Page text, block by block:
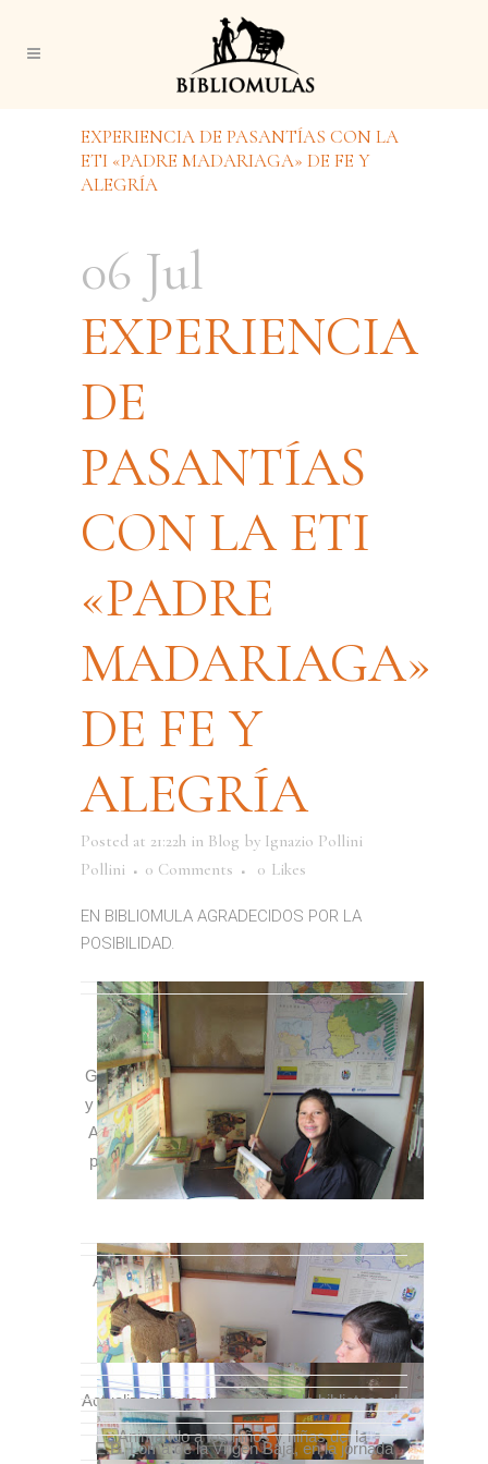
EXPERIENCIA DE PASANTÍAS CON LA
ETI «PADRE MADARIAGA» DE FE Y
ALEGRÍA
06 Jul
EXPERIENCIA
DE
PASANTÍAS
CON LA ETI
«PADRE
MADARIAGA»
DE FE Y
ALEGRÍA
Posted at 21:22h in Blog by Ignazio Pollini
Pollini
0 Comments 0 Likes
EN BIBLIOMULA AGRADECIDOS POR LA
POSIBILIDAD.
Jheimyt Mejía, estudiante de 5to año de
Educación Técnica, mención Tecnología
Gráfica, en la E.T.I «Padre Madariaga» de Fe
y Alegría; ubicada en Loma de Los Maitines.
Asignada al Proyecto BIBLIOMULA-Mérida,
para cumplir su periodo de pasantías, en un
lapso de tres semanas.
Actividades desarrolladas: Restauración de
57 libros de la Biblioteca itinerante.
Actualización de inventario de la biblioteca de
Bibliomula; utilizando el programa Excel.
Animando a los niños y niñas del la
E.B.Loma de la Virgen Baja, en la jornada